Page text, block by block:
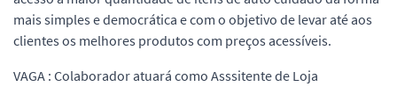
mais simples e democrática e com o objetivo de levar até aos
clientes os melhores produtos com preços acessíveis.
VAGA : Colaborador atuará como Asssitente de Loja